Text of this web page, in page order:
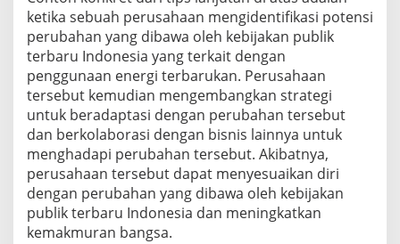
ketika sebuah perusahaan mengidentifikasi potensi
perubahan yang dibawa oleh kebijakan publik
terbaru Indonesia yang terkait dengan
penggunaan energi terbarukan. Perusahaan
tersebut kemudian mengembangkan strategi
untuk beradaptasi dengan perubahan tersebut
dan berkolaborasi dengan bisnis lainnya untuk
menghadapi perubahan tersebut. Akibatnya,
perusahaan tersebut dapat menyesuaikan diri
dengan perubahan yang dibawa oleh kebijakan
publik terbaru Indonesia dan meningkatkan
kemakmuran bangsa.